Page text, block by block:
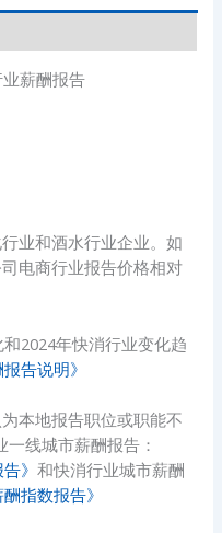
薪酬报告
业和酒水行业企业。如
电商行业报告价格相对
2024年快消行业变化趋
告说明》
本地报告职位或职能不
线城市薪酬报告：
告》和快消行业城市薪酬
指数报告》